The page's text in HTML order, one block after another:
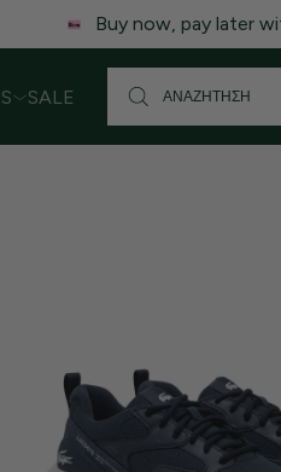
να υπάρξει μικρή
SALE